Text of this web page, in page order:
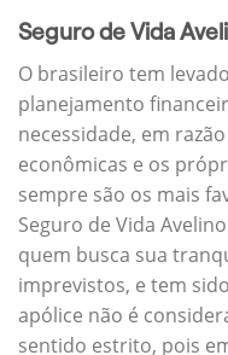
Seguro de Vida
O brasileiro tem
planejamento
necessidade, em
econômicas e os
sempre são os mais
Seguro de Vida
quem busca sua
imprevistos, e tem
apólice não é
sentido estrito, pois